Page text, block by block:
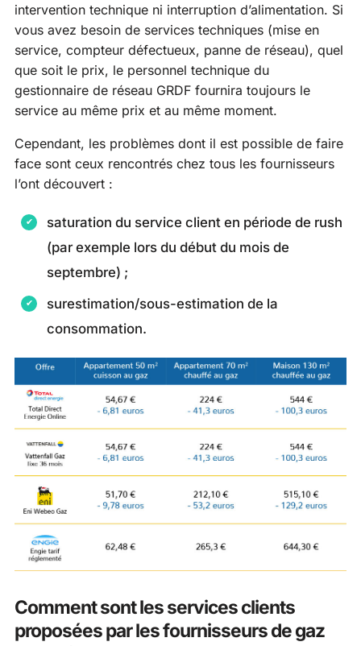
intervention technique ni interruption d’alimentation. Si
vous avez besoin de services techniques (mise en
service, compteur défectueux, panne de réseau), quel
que soit le prix, le personnel technique du
gestionnaire de réseau GRDF fournira toujours le
service au même prix et au même moment.
Cependant, les problèmes dont il est possible de faire
face sont ceux rencontrés chez tous les fournisseurs
l’ont découvert :
saturation du service client en période de rush
(par exemple lors du début du mois de
septembre) ;
surestimation/sous-estimation de la
consommation.
Comment sont les services clients
proposées par les fournisseurs de gaz